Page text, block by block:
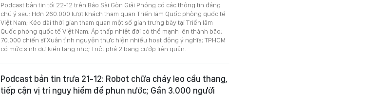
Podcast bản tin tối 22-12 trên Báo Sài Gòn Giải Phóng có các thông tin đáng
chú ý sau: Hơn 260.000 lượt khách tham quan Triển lãm Quốc phòng quốc tế
Việt Nam; Kéo dài thời gian tham quan một số gian trưng bày tại Triển lãm
Quốc phòng quốc tế Việt Nam; Áp thấp nhiệt đới có thể mạnh lên thành bão;
70.000 chiến sĩ Xuân tình nguyện thực hiện nhiều hoạt động ý nghĩa; TPHCM
có mức sinh dự kiến tăng nhẹ; Triệt phá 2 băng cướp liên quận.
Podcast bản tin trưa 21-12: Robot chữa cháy leo cầu thang,
tiếp cận vị trí nguy hiểm để phun nước; Gần 3.000 người